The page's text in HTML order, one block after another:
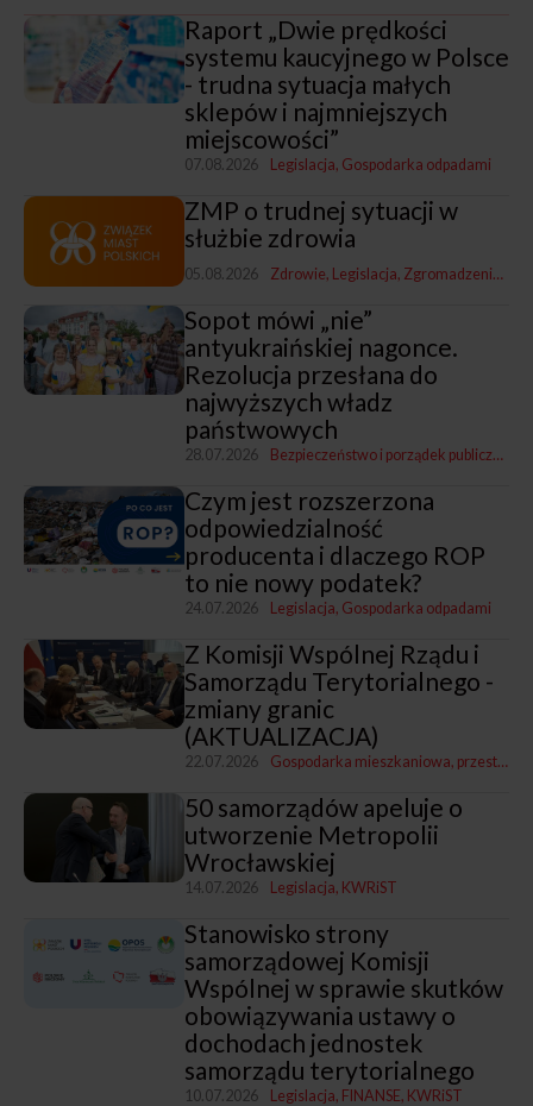
Raport „Dwie prędkości
systemu kaucyjnego w Polsce
- trudna sytuacja małych
sklepów i najmniejszych
miejscowości”
07.08.2026 Legislacja Gospodarka odpadami
ZMP o trudnej sytuacji w
służbie zdrowia
05.08.2026 Zdrowie Legislacja Zgromadzenia i Zarządy ZMP
Sopot mówi „nie”
antyukraińskiej nagonce.
Rezolucja przesłana do
najwyższych władz
państwowych
28.07.2026 Bezpieczeństwo i porządek publiczny
Czym jest rozszerzona
odpowiedzialność
producenta i dlaczego ROP
to nie nowy podatek?
24.07.2026 Legislacja Gospodarka odpadami
Z Komisji Wspólnej Rządu i
Samorządu Terytorialnego -
zmiany granic
(AKTUALIZACJA)
22.07.2026 Gospodarka mieszkaniowa, przestrzenna i nieruchomościami
50 samorządów apeluje o
utworzenie Metropolii
Wrocławskiej
14.07.2026 Legislacja KWRiST
Stanowisko strony
samorządowej Komisji
Wspólnej w sprawie skutków
obowiązywania ustawy o
dochodach jednostek
samorządu terytorialnego
10.07.2026 Legislacja FINANSE KWRiST